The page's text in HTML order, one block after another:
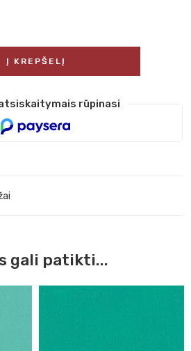
Į KREPŠELĮ
rūpinasi
gali patikti...